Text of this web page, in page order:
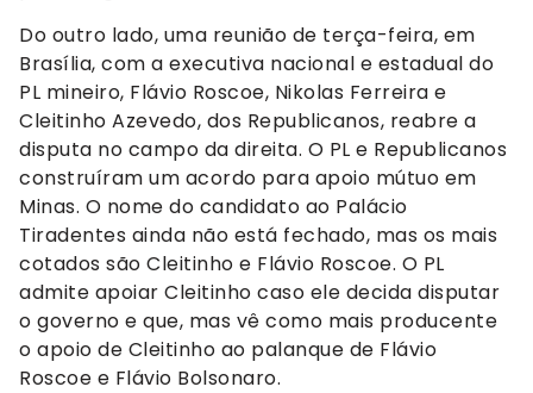
Do outro lado, uma reunião de terça-feira, em
Brasília, com a executiva nacional e estadual do
PL mineiro, Flávio Roscoe, Nikolas Ferreira e
Cleitinho Azevedo, dos Republicanos, reabre a
disputa no campo da direita. O PL e Republicanos
construíram um acordo para apoio mútuo em
Minas. O nome do candidato ao Palácio
Tiradentes ainda não está fechado, mas os mais
cotados são Cleitinho e Flávio Roscoe. O PL
admite apoiar Cleitinho caso ele decida disputar
o governo e que, mas vê como mais producente
o apoio de Cleitinho ao palanque de Flávio
Roscoe e Flávio Bolsonaro.